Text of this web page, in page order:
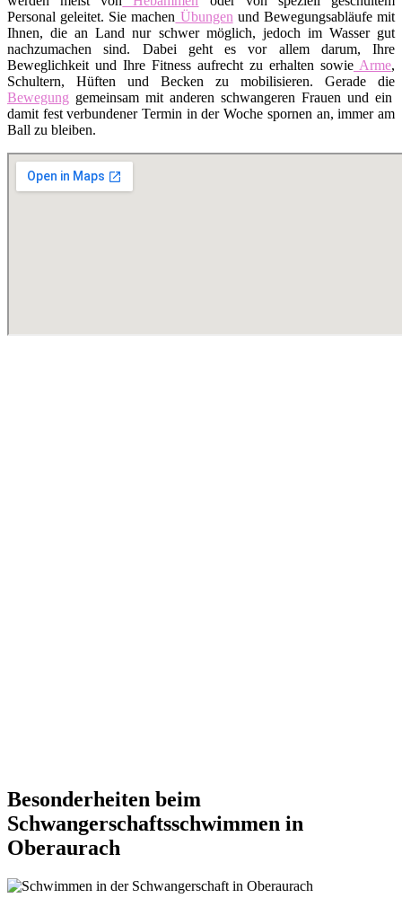
Personal geleitet. Sie machen Übungen und Bewegungsabläufe mit
Ihnen, die an Land nur schwer möglich, jedoch im Wasser gut
nachzumachen sind. Dabei geht es vor allem darum, Ihre
Beweglichkeit und Ihre Fitness aufrecht zu erhalten sowie Arme,
Schultern, Hüften und Becken zu mobilisieren. Gerade die
Bewegung gemeinsam mit anderen schwangeren Frauen und ein
damit fest verbundener Termin in der Woche spornen an, immer am
Ball zu bleiben.
Besonderheiten beim
Schwangerschaftsschwimmen in
Oberaurach